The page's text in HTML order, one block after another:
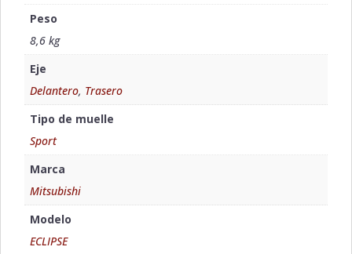
Peso
8,6 kg
Eje
Delantero, Trasero
Tipo de muelle
Sport
Marca
Mitsubishi
Modelo
ECLIPSE